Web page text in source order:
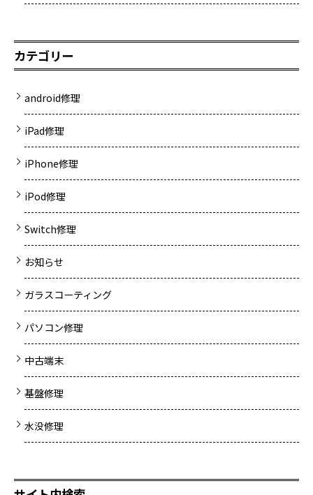
カテゴリー
android修理
iPad修理
iPhone修理
iPod修理
Switch修理
お知らせ
ガラスコーティング
パソコン修理
中古端末
基盤修理
水没修理